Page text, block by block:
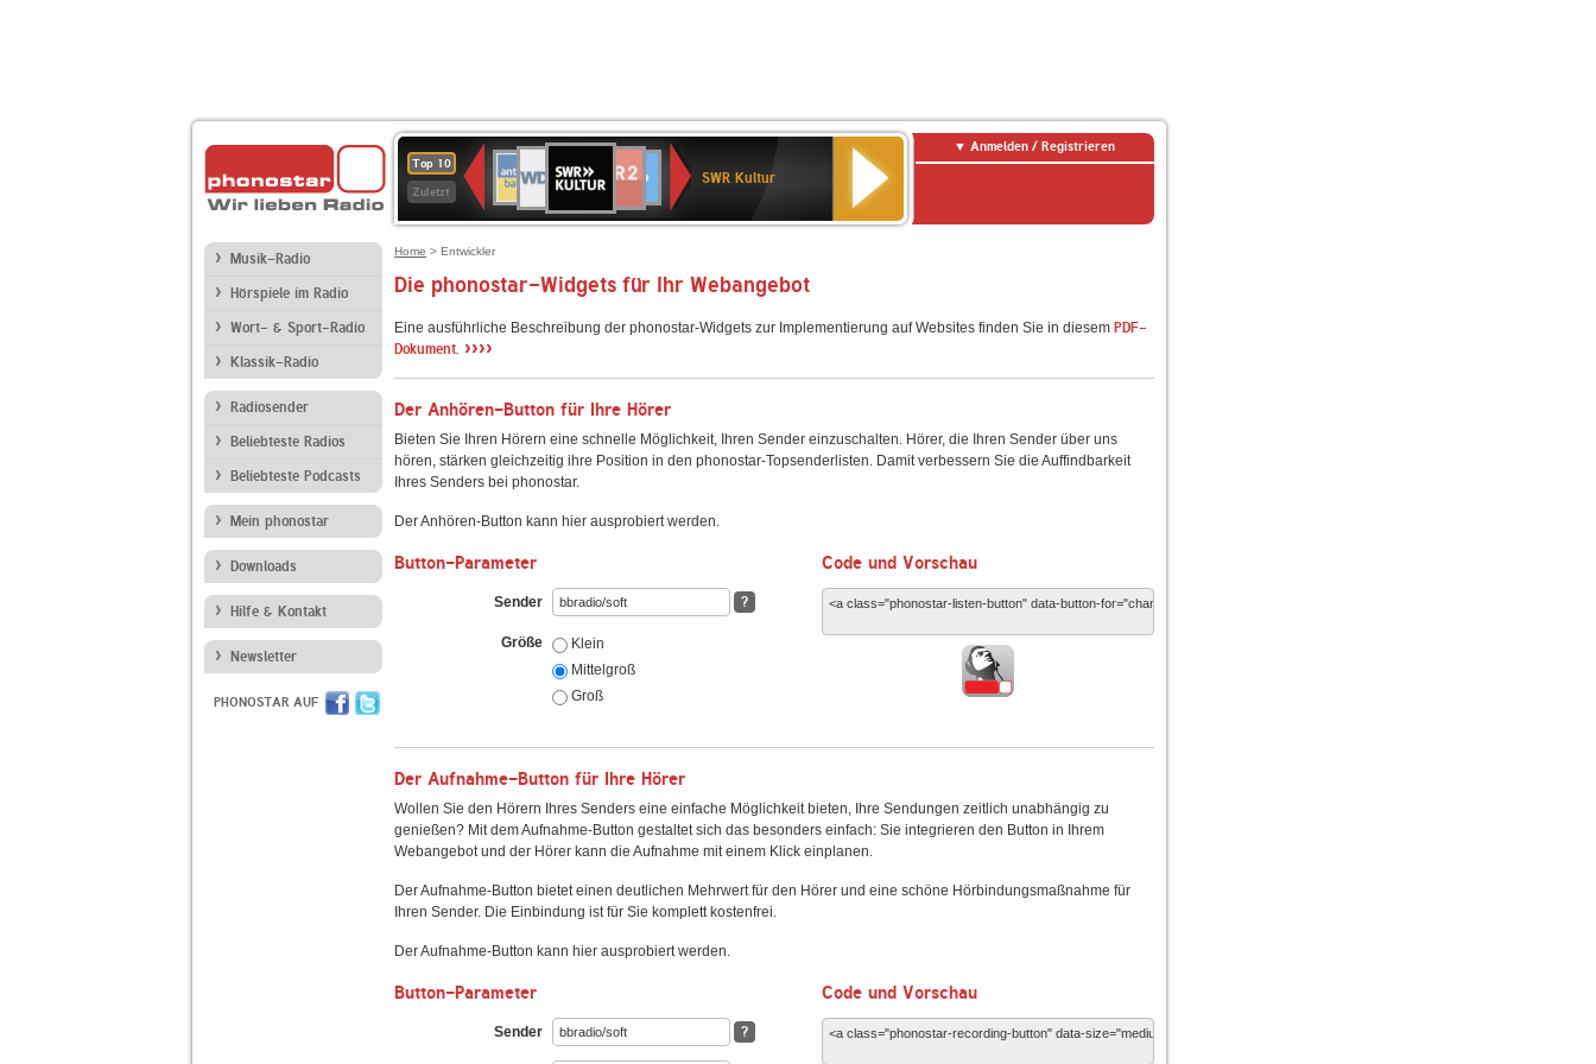
Top 10
Zuletzt
Deutschlandfunk
80er
90er
OLDIE
ANTENNE
SWR3
WDR
4
BR-
KLASSIK
Deutschlandfunk
Kultur
ANTENNE
BAYERN
2
Kultur2
SWR Kultur
Anmelden / Registrieren
Musik-Radio
Hörspiele im Radio
Wort- & Sport-Radio
Klassik-Radio
Radiosender
Beliebteste Radios
Beliebteste Podcasts
Mein phonostar
Downloads
Hilfe & Kontakt
Newsletter
PHONOSTAR AUF
Home > Entwickler
Die phonostar-Widgets für Ihr Webangebot
Eine ausführliche Beschreibung der phonostar-Widgets zur Implementierung auf Websites finden Sie in diesem PDF-
Dokument. ››››
Der Anhören-Button für Ihre Hörer
Bieten Sie Ihren Hörern eine schnelle Möglichkeit, Ihren Sender einzuschalten. Hörer, die Ihren Sender über uns
hören, stärken gleichzeitig ihre Position in den phonostar-Topsenderlisten. Damit verbessern Sie die Auffindbarkeit
Ihres Senders bei phonostar.
Der Anhören-Button kann hier ausprobiert werden.
Button-Parameter
Sender ?
Größe
Klein
Mittelgroß
Groß
Code und Vorschau
Der Aufnahme-Button für Ihre Hörer
Wollen Sie den Hörern Ihres Senders eine einfache Möglichkeit bieten, Ihre Sendungen zeitlich unabhängig zu
genießen? Mit dem Aufnahme-Button gestaltet sich das besonders einfach: Sie integrieren den Button in Ihrem
Webangebot und der Hörer kann die Aufnahme mit einem Klick einplanen.
Der Aufnahme-Button bietet einen deutlichen Mehrwert für den Hörer und eine schöne Hörbindungsmaßnahme für
Ihren Sender. Die Einbindung ist für Sie komplett kostenfrei.
Der Aufnahme-Button kann hier ausprobiert werden.
Button-Parameter
Sender ?
Code und Vorschau